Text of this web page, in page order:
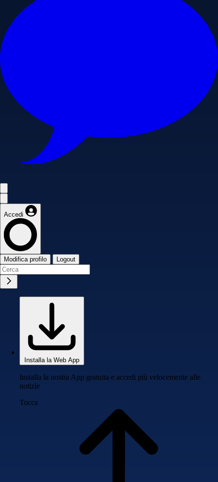
Accedi
Modifica profilo Logout
Installa la Web App
Installa la nostra App gratuita e accedi più velocemente alle
notizie
Tocca